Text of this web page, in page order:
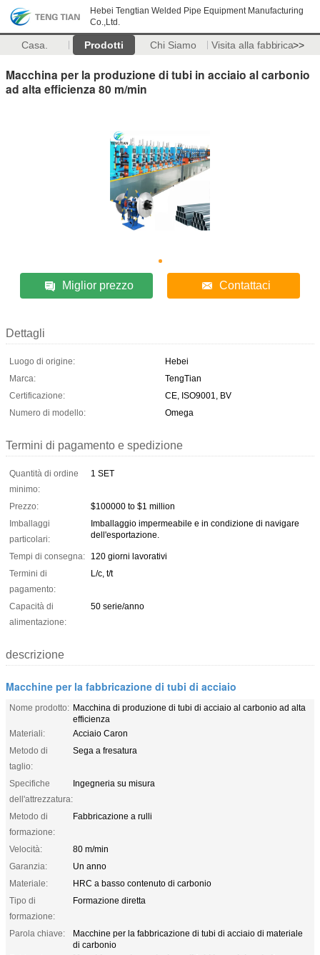
Hebei Tengtian Welded Pipe Equipment Manufacturing
Co.,Ltd.
Casa. Prodotti Chi Siamo Visita alla fabbrica>>
Macchina per la produzione di tubi in acciaio al carbonio
ad alta efficienza 80 m/min
Miglior prezzo Contattaci
Dettagli
Luogo di origine:
Hebei
Marca:
TengTian
Certificazione:
CE, ISO9001, BV
Numero di modello:
Omega
Termini di pagamento e spedizione
Quantità di ordine
minimo:
1 SET
Prezzo:
$100000 to $1 million
Imballaggi
particolari:
Imballaggio impermeabile e in condizione di navigare
dell'esportazione.
Tempi di consegna:
120 giorni lavorativi
Termini di
pagamento:
L/c, t/t
Capacità di
alimentazione:
50 serie/anno
descrizione
Macchine per la fabbricazione di tubi di acciaio
Nome prodotto: Macchina di produzione di tubi di acciaio al carbonio ad alta
efficienza
Materiali:
Acciaio Caron
Metodo di
taglio:
Sega a fresatura
Specifiche
dell'attrezzatura:
Ingegneria su misura
Metodo di
formazione:
Fabbricazione a rulli
Velocità:
80 m/min
Garanzia:
Un anno
Materiale:
HRC a basso contenuto di carbonio
Tipo di
formazione:
Formazione diretta
Parola chiave:
Macchine per la fabbricazione di tubi di acciaio di materiale
di carbonio